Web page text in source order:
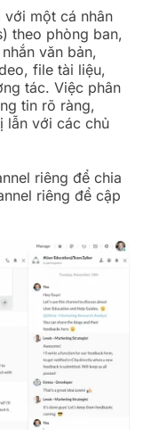
một cá nhân
theo phòng ban,
văn bản,
file tài liệu,
tác. Việc phân
tin rõ ràng,
lẫn với các chủ
riêng để chia
riêng để cập